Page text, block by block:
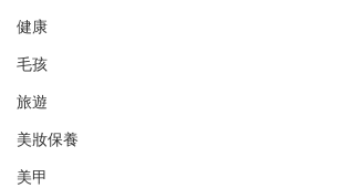
健康
毛孩
旅遊
美妝保養
美甲